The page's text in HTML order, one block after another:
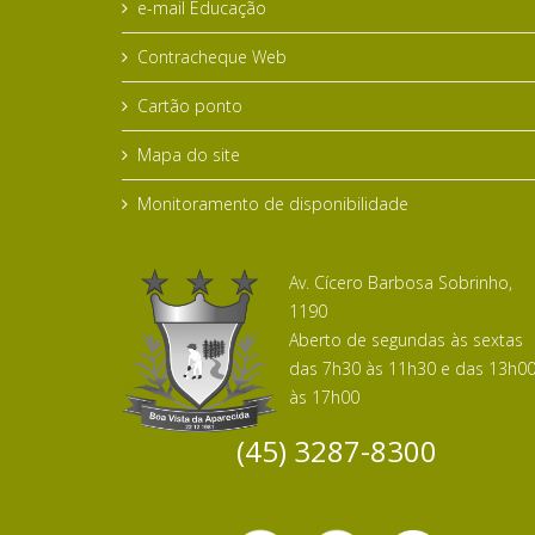
e-mail Educação
Contracheque Web
Cartão ponto
Mapa do site
Monitoramento de disponibilidade
Av. Cícero Barbosa Sobrinho,
1190
Aberto de segundas às sextas
das 7h30 às 11h30 e das 13h00
às 17h00
(45) 3287-8300